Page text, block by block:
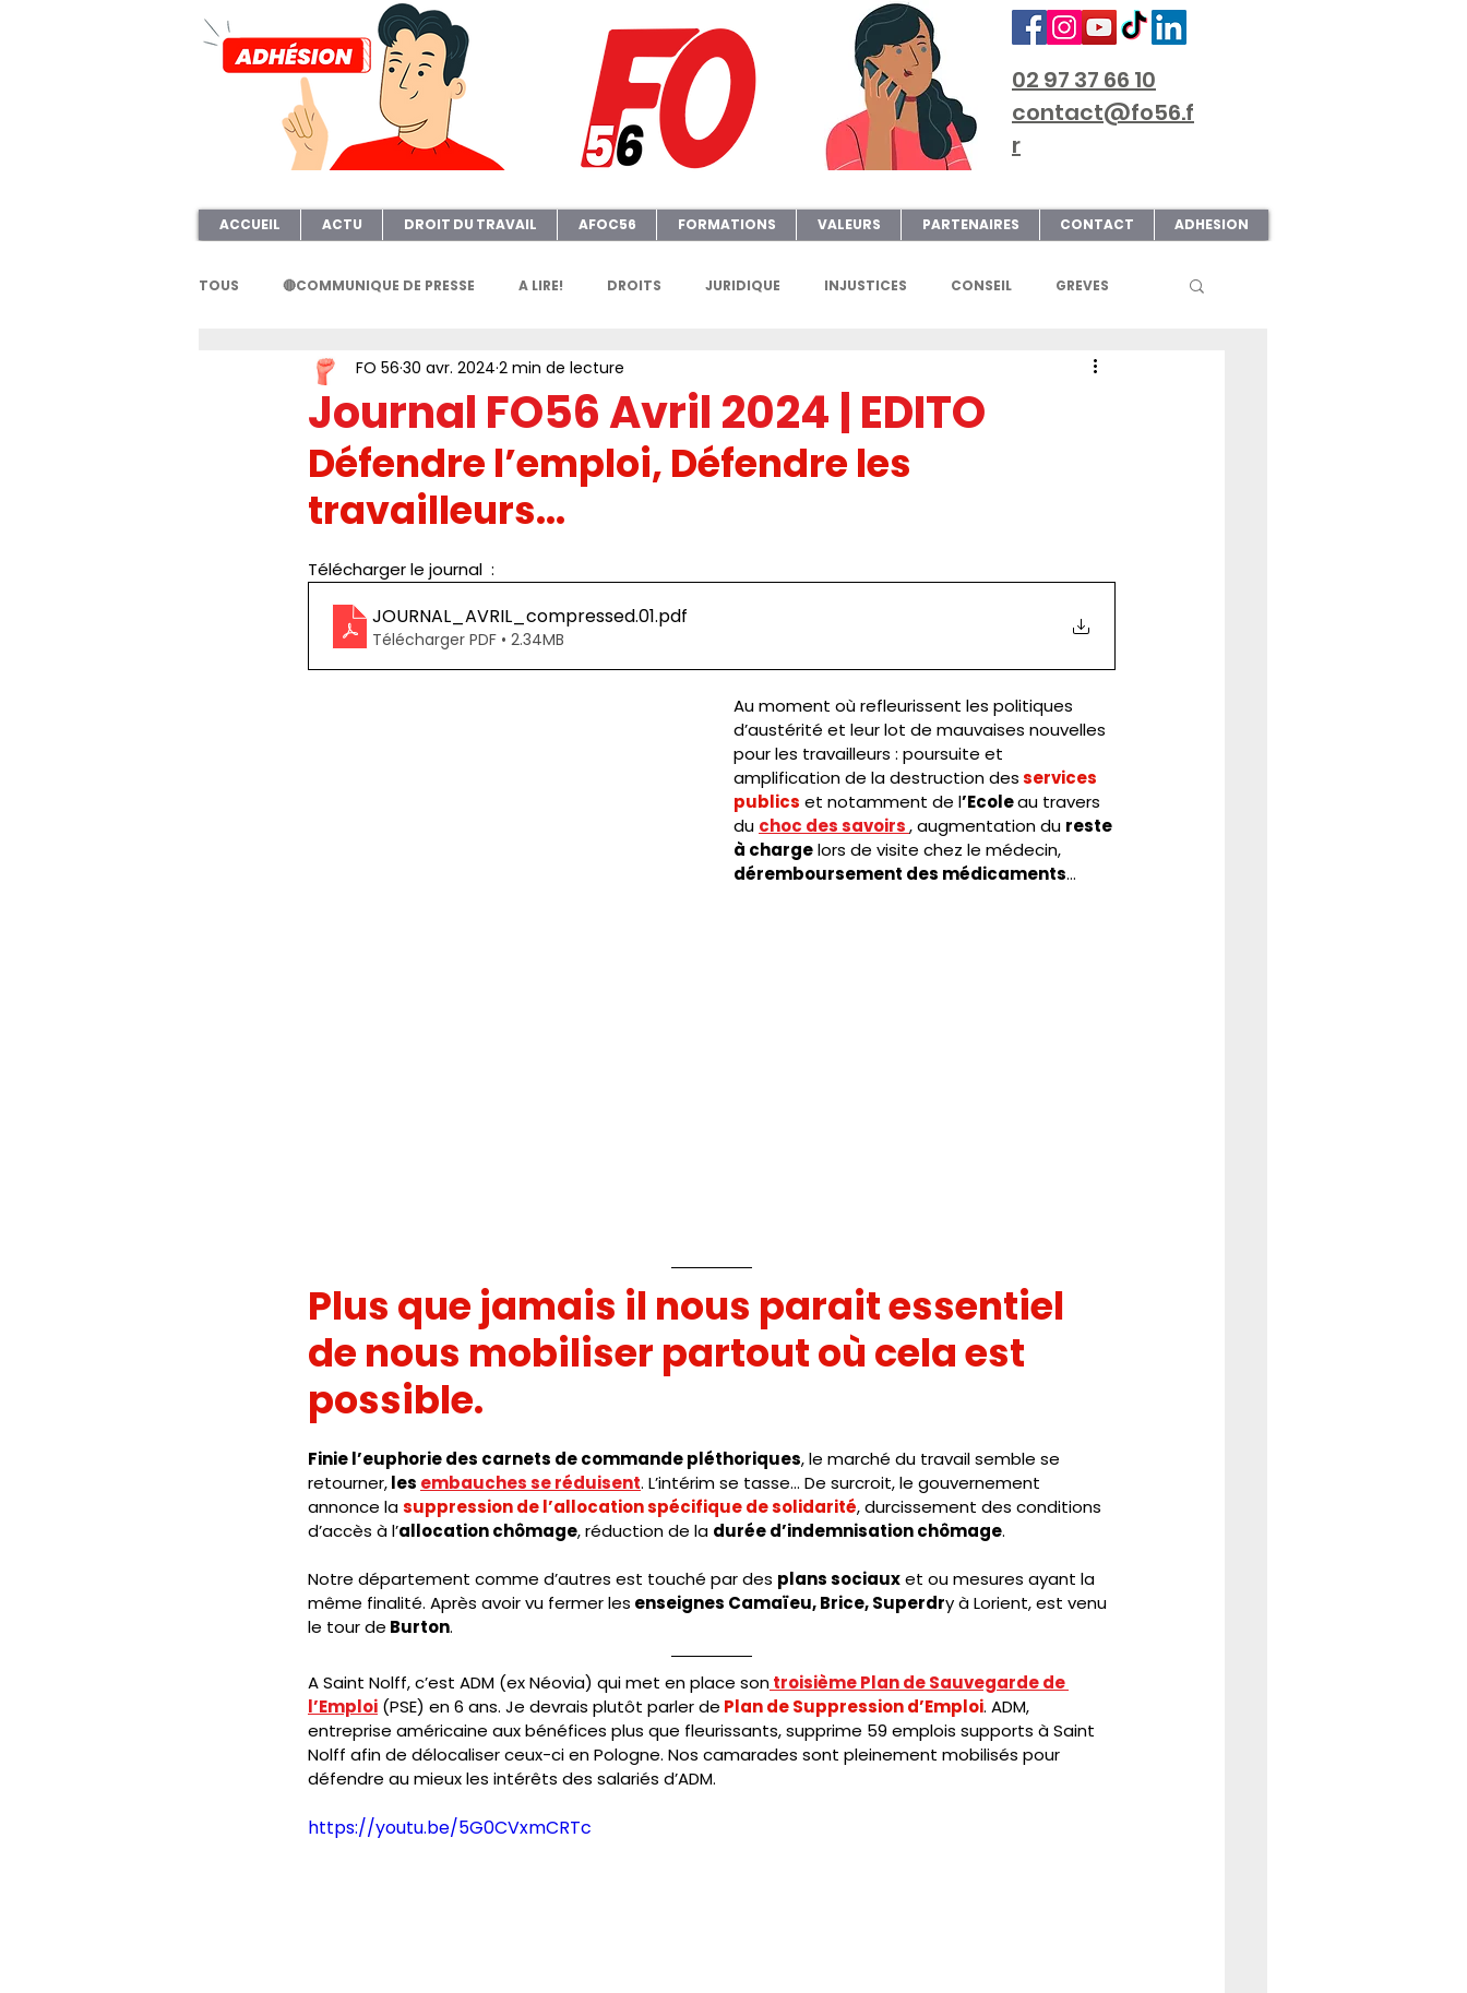
02 97 37 66 10
contact@fo56.f
r
ACCUEIL ACTU DROIT DU TRAVAIL AFOC56 FORMATIONS VALEURS PARTENAIRES CONTACT ADHESION
TOUS 🔴COMMUNIQUE DE PRESSE A LIRE! DROITS JURIDIQUE INJUSTICES CONSEIL GREVES
FORMATION AFOC56 AGENDA FGTAFO ART & CULTURE
ELECTION TPE Questionnaire AFOC Sondage Dates Formations Syndicales
FO ADAPEI 56
Journal FO56 Avril 2024 | EDITO
FO 56 30 avr. 2024 2 min de lecture
Défendre l’emploi, Défendre les
travailleurs...
Télécharger le journal  :
JOURNAL_AVRIL_compressed.01.pdf
Télécharger PDF • 2.34MB
Au moment où refleurissent les politiques
d’austérité et leur lot de mauvaises nouvelles
pour les travailleurs : poursuite et
amplification de la destruction des services
publics et notamment de l’Ecole au travers
du choc des savoirs , augmentation du reste
à charge lors de visite chez le médecin,
déremboursement des médicaments…
Plus que jamais il nous parait essentiel
de nous mobiliser partout où cela est
possible.
Finie l’euphorie des carnets de commande pléthoriques, le marché du travail semble se
retourner, les embauches se réduisent. L’intérim se tasse… De surcroit, le gouvernement
annonce la suppression de l’allocation spécifique de solidarité, durcissement des conditions
d’accès à l’allocation chômage, réduction de la durée d’indemnisation chômage.
Notre département comme d’autres est touché par des plans sociaux et ou mesures ayant la
même finalité. Après avoir vu fermer les enseignes Camaïeu, Brice, Superdry à Lorient, est venu
le tour de Burton.
A Saint Nolff, c’est ADM (ex Néovia) qui met en place son troisième Plan de Sauvegarde de
l’Emploi (PSE) en 6 ans. Je devrais plutôt parler de Plan de Suppression d’Emploi. ADM,
entreprise américaine aux bénéfices plus que fleurissants, supprime 59 emplois supports à Saint
Nolff afin de délocaliser ceux-ci en Pologne. Nos camarades sont pleinement mobilisés pour
défendre au mieux les intérêts des salariés d’ADM.
https://youtu.be/5G0CVxmCRTc